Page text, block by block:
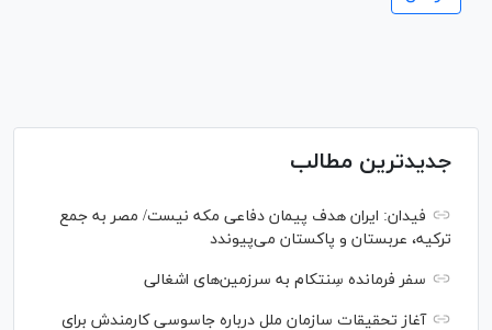
جدیدترین مطالب
فیدان: ایران هدف پیمان دفاعی مکه نیست/ مصر به جمع
ترکیه، عربستان و پاکستان می‌پیوندد
سفر فرمانده سِنتکام به سرزمین‌های اشغالی
آغاز تحقیقات سازمان ملل درباره جاسوسی کارمندش برای